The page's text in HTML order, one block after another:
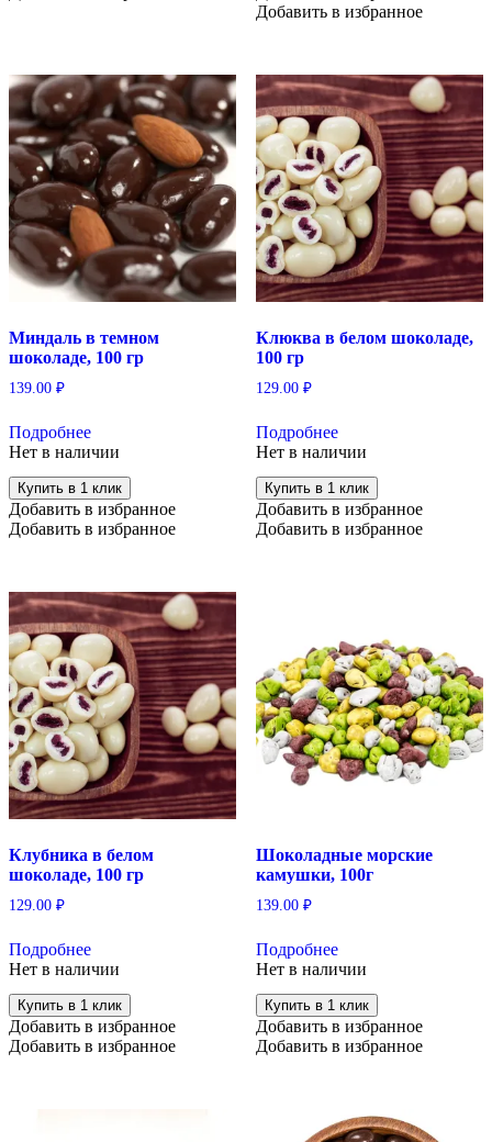
Добавить в избранное
Миндаль в темном
шоколаде, 100 гр
139.00 ₽
Подробнее
Нет в наличии
Купить в 1 клик
Добавить в избранное
Добавить в избранное
Клюква в белом шоколаде,
100 гр
129.00 ₽
Подробнее
Нет в наличии
Купить в 1 клик
Добавить в избранное
Добавить в избранное
Клубника в белом
шоколаде, 100 гр
129.00 ₽
Подробнее
Нет в наличии
Купить в 1 клик
Добавить в избранное
Добавить в избранное
Шоколадные морские
камушки, 100г
139.00 ₽
Подробнее
Нет в наличии
Купить в 1 клик
Добавить в избранное
Добавить в избранное